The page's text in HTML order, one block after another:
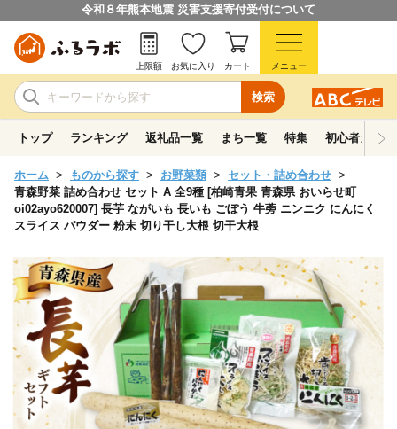
令和８年熊本地震 災害支援寄付受付について
検索
上限額 お気に入り カート メニュー
トップ ランキング 返礼品一覧 まち一覧 特集 初心者ガイド
ホーム ものから探す お野菜類
セット・詰め合わせ
青森野菜 詰め合わせ セット A 全9種 [柏崎青果 青森県 おいらせ町
oi02ayo620007] 長芋 ながいも 長いも ごぼう 牛蒡 ニンニク にんにく
スライス パウダー 粉末 切り干し大根 切干大根